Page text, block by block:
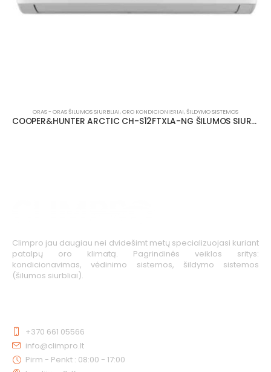
ORAS - ORAS ŠILUMOS SIURBLIAI,ORO KONDICIONIERIAI,ŠILDYMO SISTEMOS
COOPER&HUNTER ARCTIC CH-S12FTXLA-NG ŠILUMOS SIURBLYS 3.67/3.5 KW
Climpro jau daugiau nei dvidešimt metų specializuojasi kuriant
patalpų oro klimatą. Pagrindinės veiklos sritys:
kondicionavimas, vėdinimo sistemos, šildymo sistemos
(šilumos siurbliai).
+370 661 05566
info@climpro.lt
Pirm - Penkt : 08:00 - 17:00